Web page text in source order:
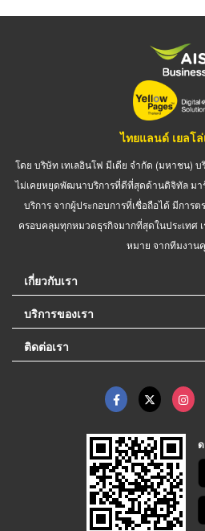
ไทยแลนด์ เยลโล่
โดย บริษัท เทเลอินโฟ มีเดีย จำกัด (มหาชน) บ
ไม่เคยหยุดพัฒนาบริการที่ดีที่สุดด้านดิจิทัล มา
บริการ จากผู้ประกอบการที่เชื่อถือได้ มีการ
ครอบคลุมทุกหมวดธุรกิจมากที่สุดในประเทศ
หมาย จากทีมงาน
เกี่ยวกับเรา
บริการของเรา
ติดต่อเรา